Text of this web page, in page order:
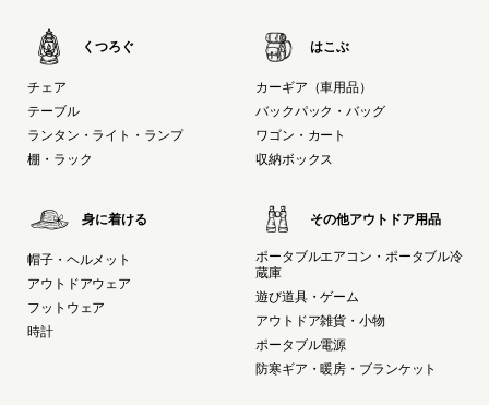
くつろぐ
チェア
テーブル
ランタン・ライト・ランプ
棚・ラック
はこぶ
カーギア（車用品）
バックパック・バッグ
ワゴン・カート
収納ボックス
身に着ける
帽子・ヘルメット
アウトドアウェア
フットウェア
時計
その他アウトドア用品
ポータブルエアコン・ポータブル冷
蔵庫
遊び道具・ゲーム
アウトドア雑貨・小物
ポータブル電源
防寒ギア・暖房・ブランケット